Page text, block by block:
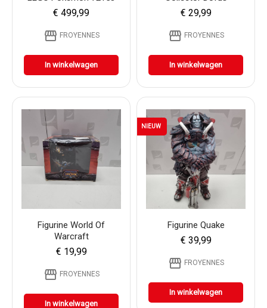
€ 499,99
storefront FROYENNES
In winkelwagen
€ 29,99
storefront FROYENNES
In winkelwagen
Figurine World Of
Warcraft
€ 19,99
storefront FROYENNES
In winkelwagen
Figurine Quake
€ 39,99
storefront FROYENNES
In winkelwagen
NIEUW